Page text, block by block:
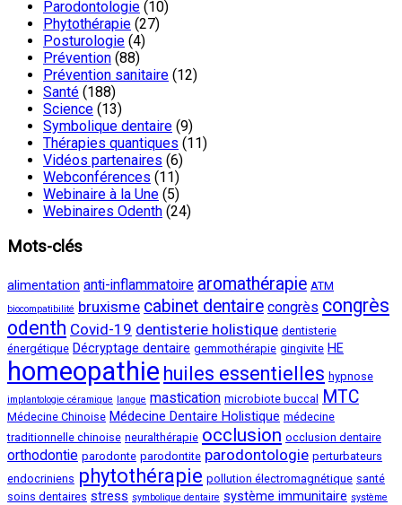
Parodontologie (10)
Phytothérapie (27)
Posturologie (4)
Prévention (88)
Prévention sanitaire (12)
Santé (188)
Science (13)
Symbolique dentaire (9)
Thérapies quantiques (11)
Vidéos partenaires (6)
Webconférences (11)
Webinaire à la Une (5)
Webinaires Odenth (24)
Mots-clés
alimentation anti-inflammatoire aromathérapie ATM
biocompatibilité bruxisme cabinet dentaire congrès congrès
odenth Covid-19 dentisterie holistique dentisterie
énergétique Décryptage dentaire gemmothérapie gingivite HE
homeopathie huiles essentielles hypnose
implantologie céramique langue mastication microbiote buccal MTC
Médecine Chinoise Médecine Dentaire Holistique médecine
traditionnelle chinoise neuralthérapie occlusion occlusion dentaire
orthodontie parodonte parodontite parodontologie perturbateurs
endocriniens phytothérapie pollution électromagnétique santé
soins dentaires stress symbolique dentaire système immunitaire système